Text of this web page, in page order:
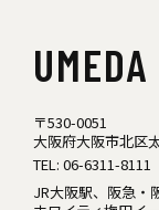
UMEDA
〒530-0051
大阪府大阪市北区
TEL: 06-6311-8111
JR大阪駅、阪急・